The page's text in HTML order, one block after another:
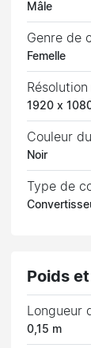
Mâle
Genre de
Femelle
1920 x
Couleur
Noir
Type de
Poids
Longueur
0,15 m